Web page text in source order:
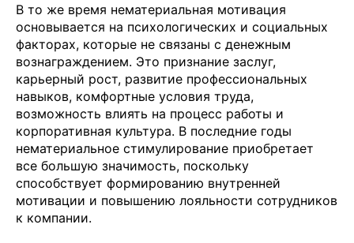
В то же время нематериальная мотивация
основывается на психологических и социальных
факторах, которые не связаны с денежным
вознаграждением. Это признание заслуг,
карьерный рост, развитие профессиональных
навыков, комфортные условия труда,
возможность влиять на процесс работы и
корпоративная культура. В последние годы
нематериальное стимулирование приобретает
все большую значимость, поскольку
способствует формированию внутренней
мотивации и повышению лояльности сотрудников
к компании.